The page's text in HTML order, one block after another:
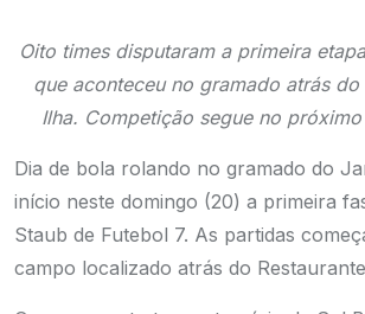
Oito times disputaram a primeira
que aconteceu no gramado atrás do
Ilha. Competição segue no
Dia de bola rolando no gramado do
início neste domingo (20) a primeira
Staub de Futebol 7. As partidas
campo localizado atrás do